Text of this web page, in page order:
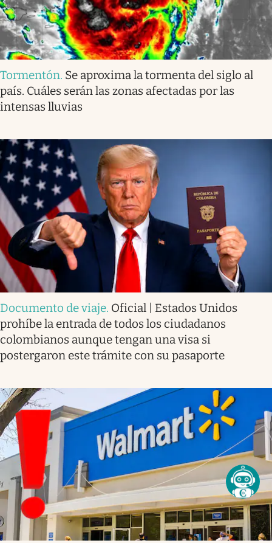
Tormentón. Se aproxima la tormenta del siglo al
país. Cuáles serán las zonas afectadas por las
intensas lluvias
Documento de viaje. Oficial | Estados Unidos
prohíbe la entrada de todos los ciudadanos
colombianos aunque tengan una visa si
postergaron este trámite con su pasaporte